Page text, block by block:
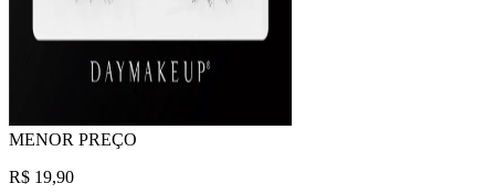
MENOR PREÇO
R$ 19,90